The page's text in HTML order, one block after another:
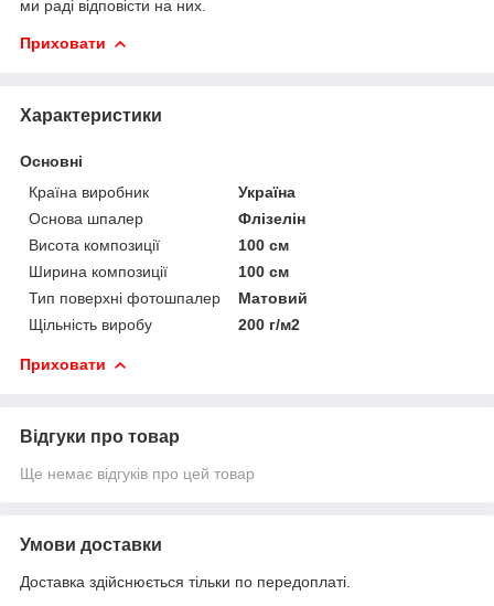
ми раді відповісти на них.
Приховати
Характеристики
Основні
Країна виробник
Україна
Основа шпалер
Флізелін
Висота композиції
100 см
Ширина композиції
100 см
Тип поверхні фотошпалер
Матовий
Щільність виробу
200 г/м2
Приховати
Відгуки про товар
Ще немає відгуків про цей товар
Умови доставки
Доставка здійснюється тільки по передоплаті.